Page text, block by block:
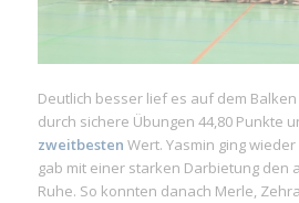
Deutlich besser lief es auf dem
durch sichere Übungen 44,80 Punkte
zweitbesten Wert. Yasmin ging
gab mit einer starken Darbietung den
Ruhe. So konnten danach Merle,